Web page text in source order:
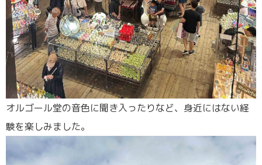
オルゴール堂の音色に聞き入ったりなど、身近にはない経
験を楽しみました。